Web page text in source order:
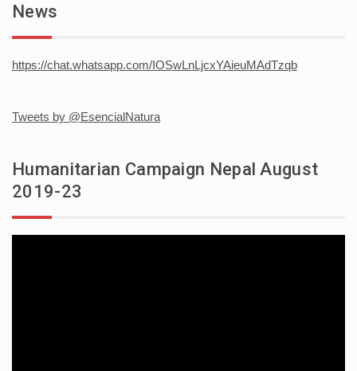
News
https://chat.whatsapp.com/IOSwLnLjcxYAieuMAdTzqb
Tweets by @EsencialNatura
Humanitarian Campaign Nepal August
2019-23